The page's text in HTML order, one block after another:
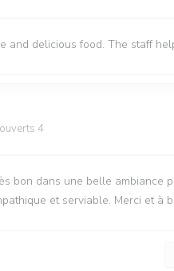
and delicious food. The staff
4
bon dans une belle ambiance
et serviable. Merci et à